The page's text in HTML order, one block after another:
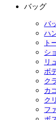
バッグ
バ
ハ
ト
シ
リ
ボ
ク
カ
ク
フ